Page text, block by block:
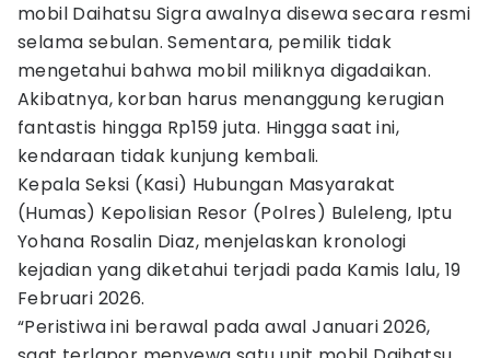
mobil Daihatsu Sigra awalnya disewa secara resmi
selama sebulan. Sementara, pemilik tidak
mengetahui bahwa mobil miliknya digadaikan.
Akibatnya, korban harus menanggung kerugian
fantastis hingga Rp159 juta. Hingga saat ini,
kendaraan tidak kunjung kembali.
Kepala Seksi (Kasi) Hubungan Masyarakat
(Humas) Kepolisian Resor (Polres) Buleleng, Iptu
Yohana Rosalin Diaz, menjelaskan kronologi
kejadian yang diketahui terjadi pada Kamis lalu, 19
Februari 2026.
“Peristiwa ini berawal pada awal Januari 2026,